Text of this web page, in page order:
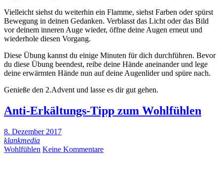
Vielleicht siehst du weiterhin ein Flamme, siehst Farben oder spürst
Bewegung in deinen Gedanken. Verblasst das Licht oder das Bild
vor deinem inneren Auge wieder, öffne deine Augen erneut und
wiederhole diesen Vorgang.
Diese Übung kannst du einige Minuten für dich durchführen. Bevor
du diese Übung beendest, reibe deine Hände aneinander und lege
deine erwärmten Hände nun auf deine Augenlider und spüre nach.
Genieße den 2.Advent und lasse es dir gut gehen.
Anti-Erkältungs-Tipp zum Wohlfühlen
8. Dezember 2017
klankmedia
Wohlfühlen Keine Kommentare